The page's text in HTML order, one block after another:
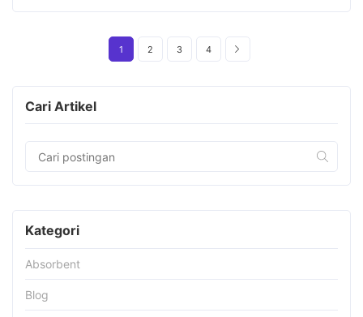
1 2 3 4
Cari Artikel
Kategori
Absorbent
Blog